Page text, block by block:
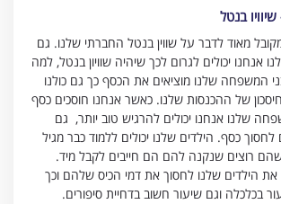
בנטל
מאוד לדבר על שווין בנטל החברתי שלנו. גם
יכולים לגרום לכך שיהיה שוויון בנטל, למה
המשפחה שלנו מוציאים את הכסף כך גם כולנו
של ההכנסות שלנו. כאשר אנחנו חוסכים כסף
שלנו אנחנו יכולים להרגיש טוב יותר, גם
לחסוך כסף. הילדים שלנו יכולים ללמוד כבר מגיל
רוצים שנקנה להם הם חייבים לקבל מיד.
את הילדים שלנו לחסוך את דמי הכיס שלהם וכך
בכלכלה וגם שיעור חשוב בדחיית סיפורים.